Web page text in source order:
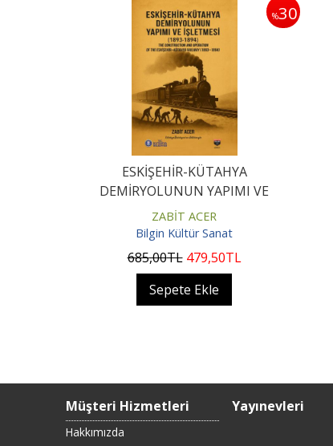
%30
ESKİŞEHİR-KÜTAHYA
DEMİRYOLUNUN YAPIMI VE
İŞLETMESİ(1893-1894)
ZABİT ACER
Bilgin Kültür Sanat
685,00TL 479,50TL
Sepete Ekle
Müşteri Hizmetleri
Hakkımızda
Yayınevleri